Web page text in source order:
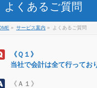
よくあるご質問
» サービス案内 » よくあるご質問
《Ｑ１》
当社で会計は全て行ってお
《Ａ１》